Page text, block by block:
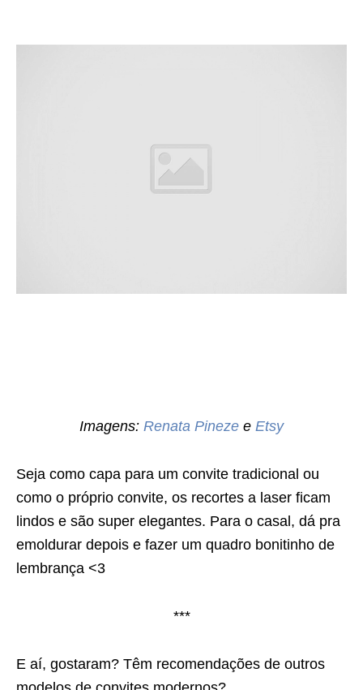
Imagens: Renata Pineze e Etsy
Seja como capa para um convite tradicional ou
como o próprio convite, os recortes a laser ficam
lindos e são super elegantes. Para o casal, dá pra
emoldurar depois e fazer um quadro bonitinho de
lembrança <3
***
E aí, gostaram? Têm recomendações de outros